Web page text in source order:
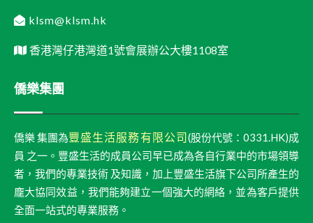
klsm@klsm.hk
香港灣仔港灣道1號會展辦公大樓1108室
僑樂集團
僑樂 集團為豐盛生活服務有限公司(股份代號：0331.HK)成
員 之一。豐盛生活的成員公司早已成為各自行業中的市場領導
者，我們的專業技術 及知識，加上豐盛生活旗下公司所產生的
龐大協同效益，我們能夠建立一個強大的網絡，並為客戶提供
全面一站式的專業服務。